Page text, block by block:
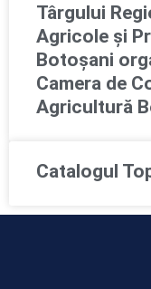
Târgului
Agricole și
Botoșani
Camera de
Agricultură
Catalogul